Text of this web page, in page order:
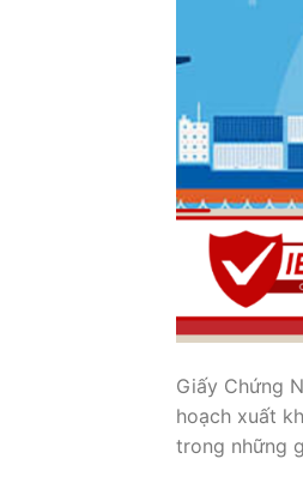
Giấy Chứng
hoạch xuất
trong những